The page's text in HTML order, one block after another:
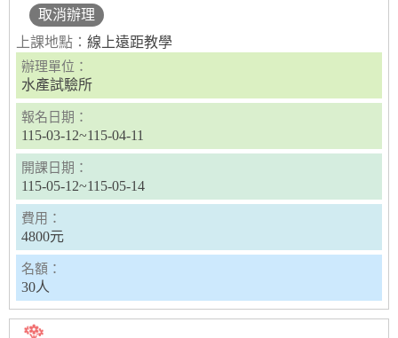
取消辦理
上課地點： 線上遠距教學
辦理單位：
水產試驗所
報名日期：
115-03-12~115-04-11
開課日期：
115-05-12~115-05-14
費用：
4800元
名額：
30人